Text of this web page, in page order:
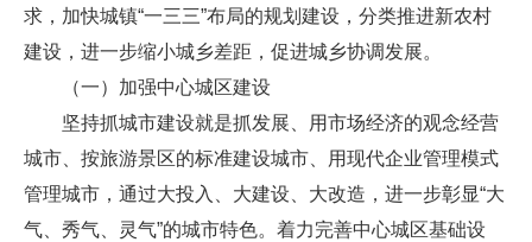
求，加快城镇“一三三”布局的规划建设，分类推进新农村
建设，进一步缩小城乡差距，促进城乡协调发展。
（一）加强中心城区建设
坚持抓城市建设就是抓发展、用市场经济的观念经营
城市、按旅游景区的标准建设城市、用现代企业管理模式
管理城市，通过大投入、大建设、大改造，进一步彰显“大
气、秀气、灵气”的城市特色。着力完善中心城区基础设